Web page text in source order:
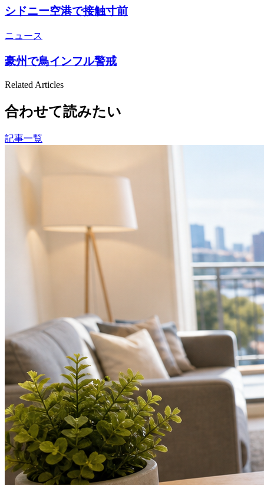
シドニー空港で接触寸前
ニュース
豪州で鳥インフル警戒
Related Articles
合わせて読みたい
記事一覧